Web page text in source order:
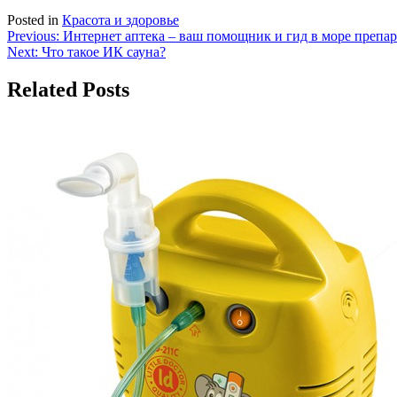
Posted in Красота и здоровье
Навигация
по
записям
Previous: Интернет аптека – ваш помощник и гид в море
Next: Что такое ИК сауна?
Related Posts